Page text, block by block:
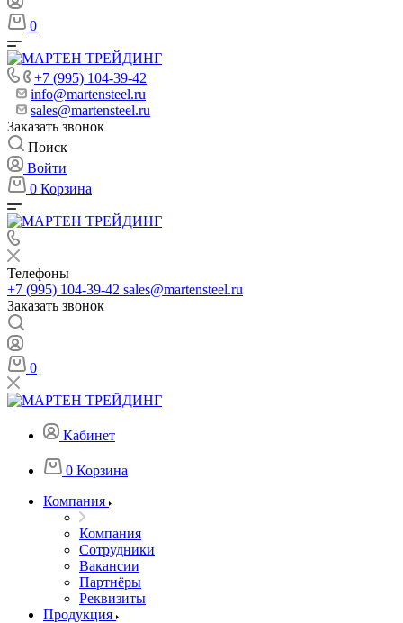
0
+7 (995) 104-39-42
info@martensteel.ru
sales@martensteel.ru
Заказать звонок
Поиск
Войти
0 Корзина
Телефоны
+7 (995) 104-39-42 sales@martensteel.ru
Заказать звонок
0
Кабинет
0 Корзина
Компания
Компания
Сотрудники
Вакансии
Партнёры
Реквизиты
Продукция